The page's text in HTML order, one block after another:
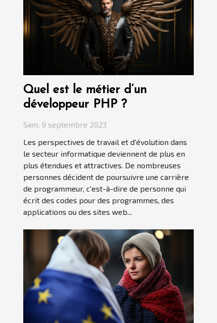
Quel est le métier d’un
développeur PHP ?
Sam. 9 septembre 2023
Les perspectives de travail et d'évolution dans
le secteur informatique deviennent de plus en
plus étendues et attractives. De nombreuses
personnes décident de poursuivre une carrière
de programmeur, c'est-à-dire de personne qui
écrit des codes pour des programmes, des
applications ou des sites web...